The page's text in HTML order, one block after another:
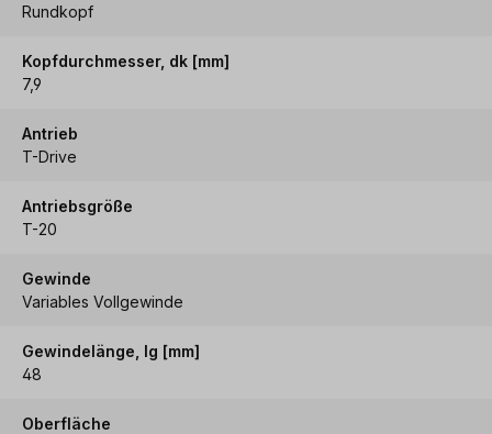
Rundkopf
Kopfdurchmesser, dk [mm]
7,9
Antrieb
T-Drive
Antriebsgröße
T-20
Gewinde
Variables Vollgewinde
Gewindelänge, lg [mm]
48
Oberfläche